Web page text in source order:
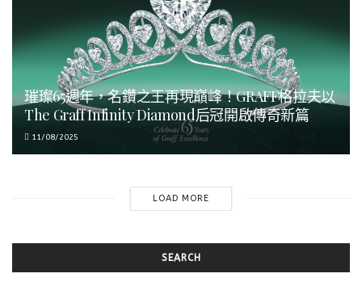
璀璨65週年，名鑽之王再現巔峰！GRAFF格拉夫以
The Graff Infinity Diamond后冠開啟傳奇新篇
11/08/2025
LOAD MORE
SEARCH